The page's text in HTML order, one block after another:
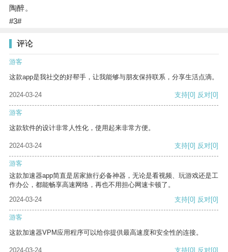
陶醉。
#3#
评论
游客
这款app是我社交的好帮手，让我能够与朋友保持联系，分享生活点滴。
2024-03-24 支持[0] 反对[0]
游客
这款软件的设计非常人性化，使用起来非常方便。
2024-03-24 支持[0] 反对[0]
游客
这款加速器app简直是居家旅行必备神器，无论是看视频、玩游戏还是工
作办公，都能畅享高速网络，再也不用担心网速卡顿了。
2024-03-24
支持[0] 反对[0]
游客
这款加速器VPM应用程序可以给你提供最高速度和安全性的连接。
2024-03-24 支持[0] 反对[0]